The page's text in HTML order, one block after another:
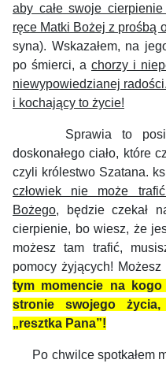
aby całe swoje
ręce Matki Bożej z prośbą
syna). Wskazałem, na
po śmierci, a chorzy i
niewypowiedzianej
i kochający to życie!
Sprawia to
doskonałego ciało, które
czyli królestwo Szatana.
człowiek nie może
Bożego, będzie czekał
cierpienie, bo wiesz, że
możesz tam trafić,
pomocy żyjących! Możesz
tym momencie na
stronie swojego
„resztka Pana”!
Po chwilce spotkałem